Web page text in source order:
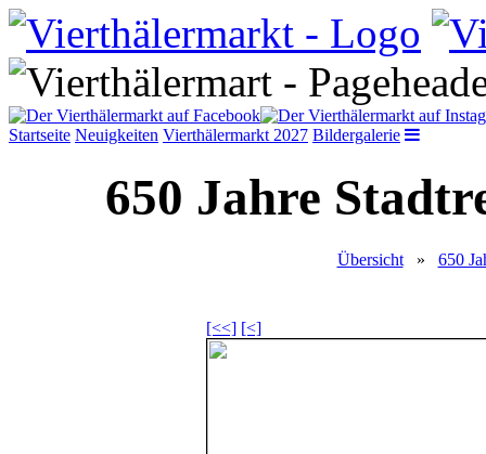
Startseite Neuigkeiten Vierthälermarkt 2027 Bildergalerie
650 Jahre
Übersicht» 650
[<<] [<]